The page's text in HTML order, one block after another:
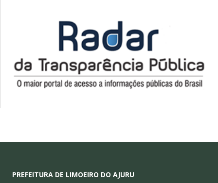
PREFEITURA DE LIMOEIRO DO AJURU